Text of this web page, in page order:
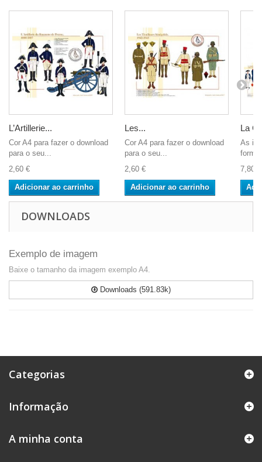
L’Artillerie...
Cor A4 para fazer o download
para o seu...
2,60 €
Adicionar ao carrinho
Les...
Cor A4 para fazer o download
para o seu...
2,60 €
Adicionar ao carrinho
La
As
7,80 €
DOWNLOADS
Exemplo de imagem
Baixe o tamanho da imagem exemplo A4.
Downloads (591.83k)
Categorias
Informação
A minha conta